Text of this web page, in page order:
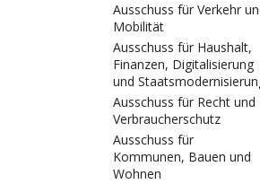
Ausschuss für Verkehr
Mobilität
Ausschuss für Haushalt,
Finanzen, Digitalisierung
und
Ausschuss für Recht und
Verbraucherschutz
Ausschuss für
Kommunen, Bauen und
Wohnen